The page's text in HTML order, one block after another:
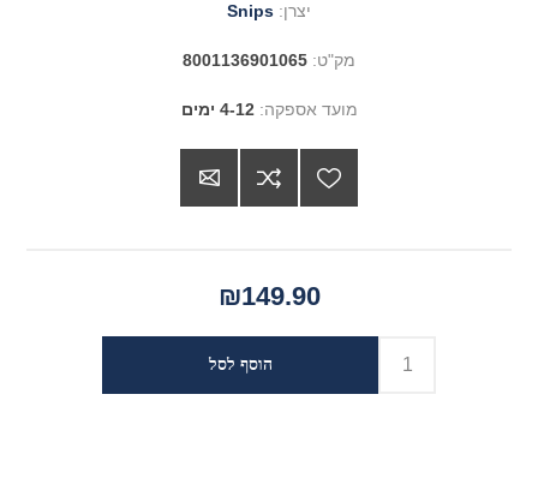
יצרן: Snips
מק"ט: 8001136901065
מועד אספקה: 4-12 ימים
₪149.90